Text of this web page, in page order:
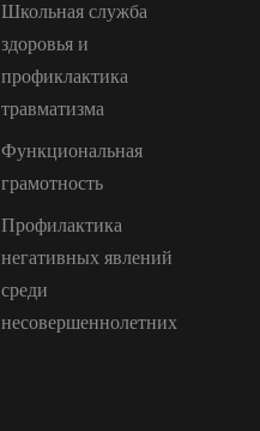
Школьная служба
здоровья и
профиклактика
травматизма
Функциональная
грамотность
Профилактика
негативных явлений
среди
несовершеннолетних